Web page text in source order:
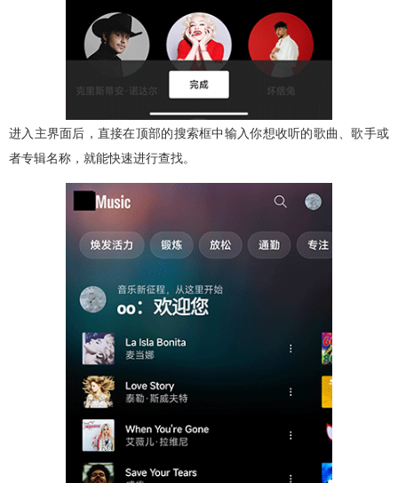
进入主界面后，直接在顶部的搜索框中输入你想收听的歌曲、歌手或
者专辑名称，就能快速进行查找。